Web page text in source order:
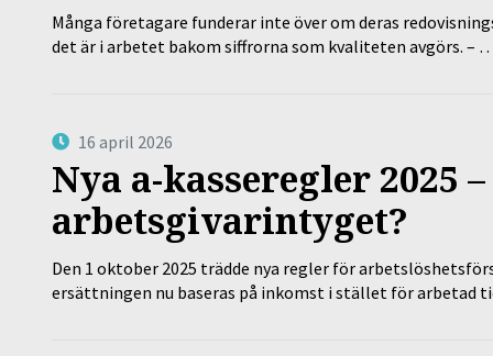
Många företagare funderar inte över om deras
det är i arbetet bakom siffrorna som kvaliteten avgörs. –
16 april 2026
Nya a-kasseregler 2025
arbetsgivarintyget?
Den 1 oktober 2025 trädde nya regler för
ersättningen nu baseras på inkomst i stället för arbetad